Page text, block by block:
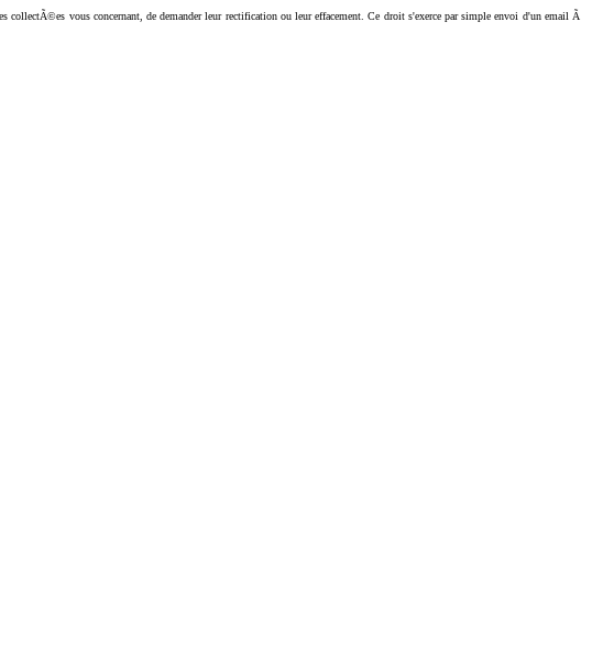
vous concernant, de demander leur rectification ou leur effacement. Ce droit s'exerce par simple envoi d'un email Ã